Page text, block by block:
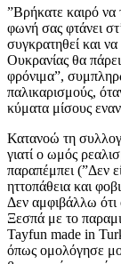
”Βρήκατε καιρό να
φωνή σας φτάνει
συγκρατηθεί και
Ουκρανίας θα
φρόνιμα”,
παλικαρισμούς,
κύματα μίσους
Κατανοώ τη
γιατί ο ωμός
παραπέμπει (”Δεν
ηττοπάθεια και
Δεν αμφιβάλλω ότι
Ξεσπά με το
Tayfun made in
όπως ομολόγησε